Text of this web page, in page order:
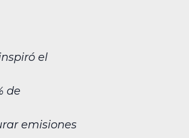
el
de
emisiones